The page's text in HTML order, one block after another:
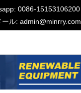
0086-15153106200
ール: admin@minrry.com